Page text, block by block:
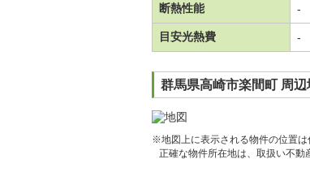
断熱性能 -
目安光熱費 -
群馬県高崎市楽間町 周辺
※地図上に表示される物件の位置は
正確な物件所在地は、取扱い不動